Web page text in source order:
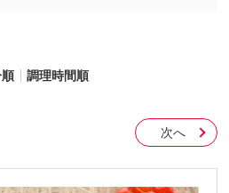
調理時間順
次へ